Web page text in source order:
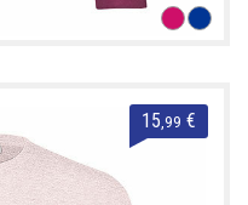
15 ,99 €